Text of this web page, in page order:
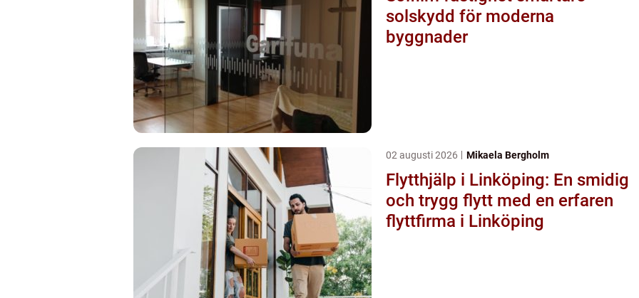
solskydd för moderna
byggnader
02 augusti 2026 Mikaela Bergholm
Flytthjälp i Linköping: En smidig
och trygg flytt med en erfaren
flyttfirma i Linköping